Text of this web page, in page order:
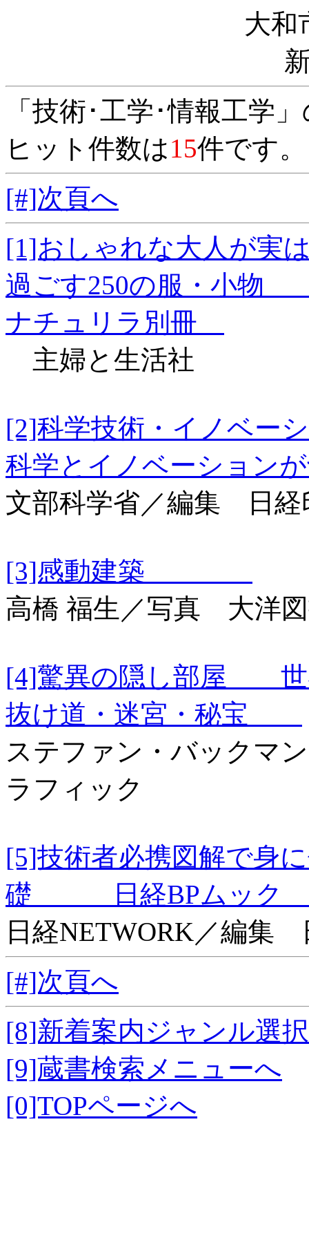
大和
「技術･工学･情報工学
ヒット件数は15件です
[#]次頁へ
[1]おしゃれな大人が実
過ごす250の服・小
ナチュリラ別冊
主婦と生活社
[2]科学技術・イノ
科学とイノベーション
文部科学省／編集 日経
[3]感動建築
高橋 福生／写真 大洋
[4]驚異の隠し部屋 世
抜け道・迷宮・秘宝
ステファン・バックマ
ラフィック
[5]技術者必携図解で身
礎 日経BPムック
日経NETWORK／編集
[#]次頁へ
[8]新着案内ジャンル選
[9]蔵書検索メニューへ
[0]TOPページへ